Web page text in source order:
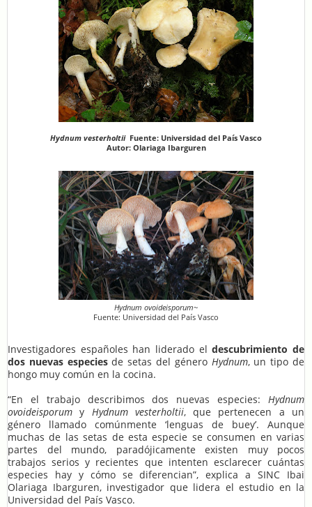
Hydnum vesterholtii Fuente: Universidad del País Vasco
Autor: Olariaga Ibarguren
Hydnum ovoideisporum~
Fuente: Universidad del País Vasco
Investigadores españoles han liderado eldescubrimiento de
dos nuevas especiesde setas del género Hydnum, un tipo de
hongo muy común en la cocina.
“En el trabajo describimos dos nuevas especies: Hydnum
ovoideisporum y Hydnum vesterholtii, que pertenecen a un
género llamado comúnmente ‘lenguas de buey’. Aunque
muchas de las setas de esta especie se consumen en varias
partes del mundo, paradójicamente existen muy pocos
trabajos serios y recientes que intenten esclarecer cuántas
especies hay y cómo se diferencian”, explica a SINC Ibai
Olariaga Ibarguren, investigador que lidera el estudio en la
Universidad del País Vasco.